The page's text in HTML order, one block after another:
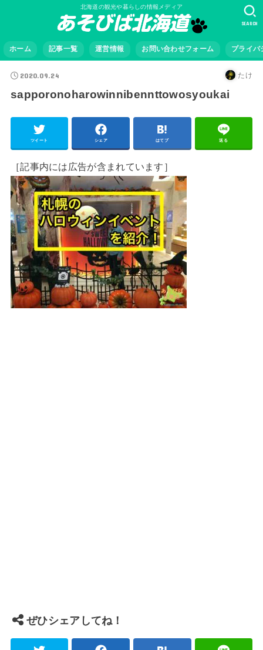
北海道の観光や暮らしの情報メディア
ホーム 記事一覧 運営情報 お問い合わせフォーム プライバ
SEARCH
2020.09.24 たけ
sapporonoharowinnibennttowosyoukai
ツイート シェア はてブ 送る
［記事内には広告が含まれています］
ぜひシェアしてね！